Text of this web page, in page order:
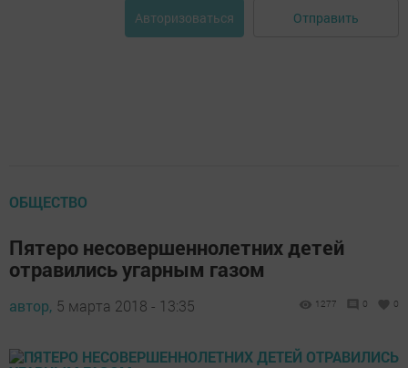
Авторизоваться Отправить
ОБЩЕСТВО
Пятеро несовершеннолетних детей
отравились угарным газом
автор, 5 марта 2018 - 13:35 1277 0 0